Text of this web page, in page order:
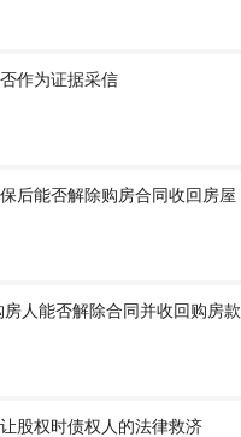
作为证据采信
后能否解除购房合同收回房屋
人能否解除合同并收回购房款
股权时债权人的法律救济